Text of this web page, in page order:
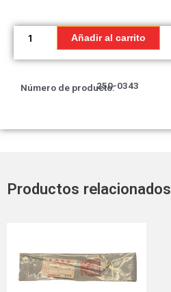
Envasado,
Aceite
(nas)
Añadir al carrito
Número de producto:250-0343
Productos relacionados